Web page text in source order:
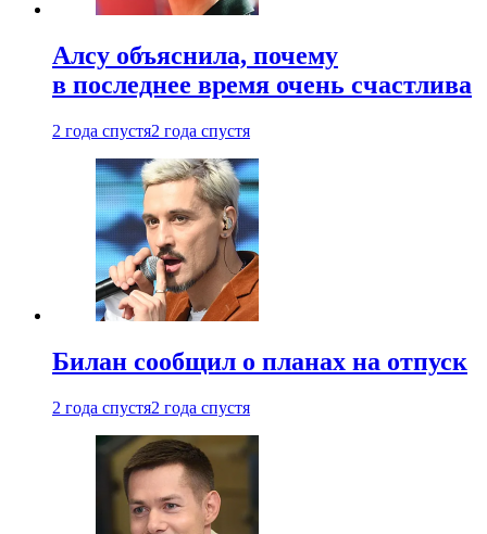
Алсу объяснила, почему
в последнее время очень счастлива
2 года спустя2 года спустя
Билан сообщил о планах на отпуск
2 года спустя2 года спустя